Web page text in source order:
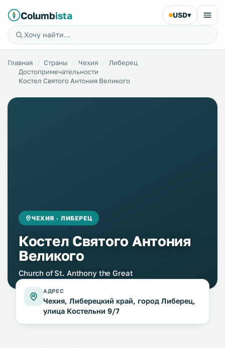
Columbista USD▾
Главная Страны Чехия
Либерец
Достопримечательности
Костел Святого Антония Великого
ЧЕХИЯ · ЛИБЕРЕЦ
Костел Святого Антония
Великого
Church of St. Anthony the Great
АДРЕС
Чехия, Либерецкий край, город Либерец,
улица Костельни 9/7